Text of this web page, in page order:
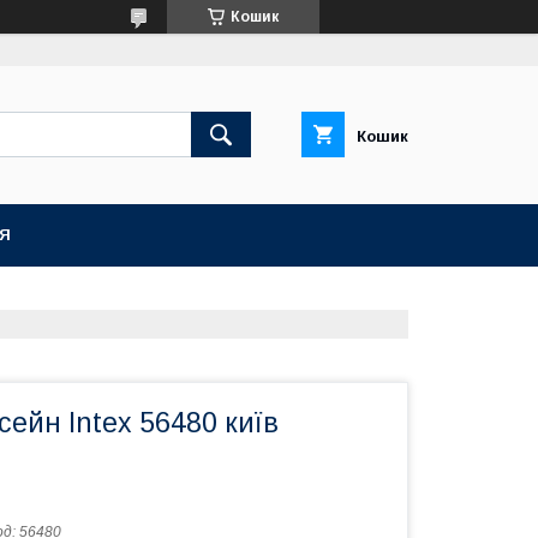
Кошик
Кошик
Intex 56480 київ
56480